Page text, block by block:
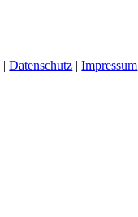
|Datenschutz |Impressum